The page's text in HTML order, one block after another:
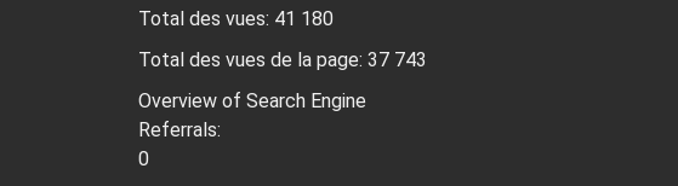
Total des vues: 41 180
Total des vues de la page: 37 743
Overview of Search Engine
Referrals:
0